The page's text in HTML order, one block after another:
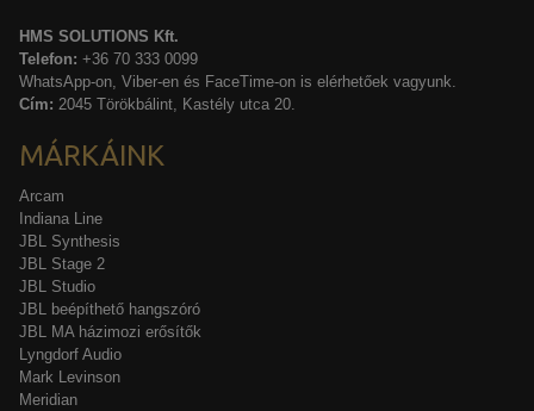
HMS SOLUTIONS Kft.
Telefon: +36 70 333 0099
WhatsApp-on, Viber-en és FaceTime-on is elérhetőek vagyunk.
Cím: 2045 Törökbálint, Kastély utca 20.
MÁRKÁINK
Arcam
Indiana Line
JBL Synthesis
JBL Stage 2
JBL Studio
JBL beépíthető hangszóró
JBL MA házimozi erősítők
Lyngdorf Audio
Mark Levinson
Meridian